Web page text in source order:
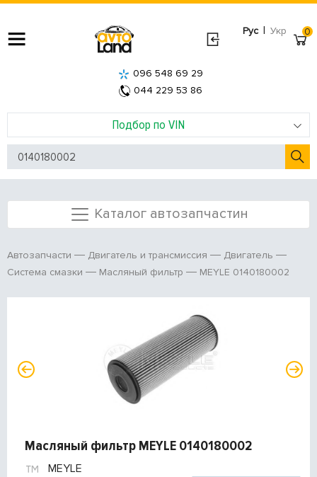
Рус | Укр
Подбор по VIN
096 548 69 29
044 229 53 86
0
Каталог автозапчастин
Автозапчасти Двигатель и трансмиссия
Двигатель
Система смазки
Масляный фильтр MEYLE 0140180002
Масляный фильтр MEYLE 0140180002
MEYLE